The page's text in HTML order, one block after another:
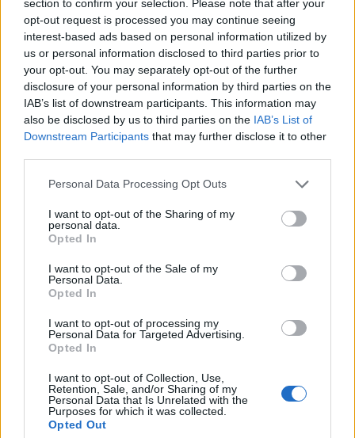
section to confirm your selection. Please note that after your
opt-out request is processed you may continue seeing
interest-based ads based on personal information utilized by
us or personal information disclosed to third parties prior to
your opt-out. You may separately opt-out of the further
disclosure of your personal information by third parties on the
IAB’s list of downstream participants. This information may
also be disclosed by us to third parties on the IAB’s List of
Downstream Participants that may further disclose it to other
Personal Data Processing Opt Outs
I want to opt-out of the Sharing of my
personal data.
Opted In
I want to opt-out of the Sale of my
Personal Data.
Opted In
I want to opt-out of processing my
Personal Data for Targeted Advertising.
Opted In
I want to opt-out of Collection, Use,
Retention, Sale, and/or Sharing of my
Personal Data that Is Unrelated with the
Purposes for which it was collected.
Opted Out
#TRESnyfw: H Lacy
Redway εξηγεί τη
φιλοσοφία πίσω από
τα χτενίσματα στο
show του Jason Wu
μοναδικό Q&A
συμπεριληπτικότητ
α της μόδας